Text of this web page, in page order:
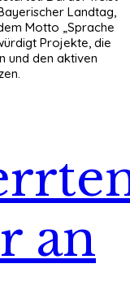
Landtag,
Motto „Sprache
Projekte, die
und den aktiven
an